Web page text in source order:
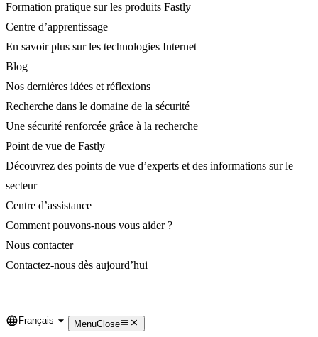
Formation pratique sur les produits Fastly
Centre d’apprentissage
En savoir plus sur les technologies Internet
Blog
Nos dernières idées et réflexions
Recherche dans le domaine de la sécurité
Une sécurité renforcée grâce à la recherche
Point de vue de Fastly
Découvrez des points de vue d’experts et des informations sur le
secteur
Centre d’assistance
Comment pouvons-nous vous aider ?
Nous contacter
Contactez-nous dès aujourd’hui
Language
Français MenuClose